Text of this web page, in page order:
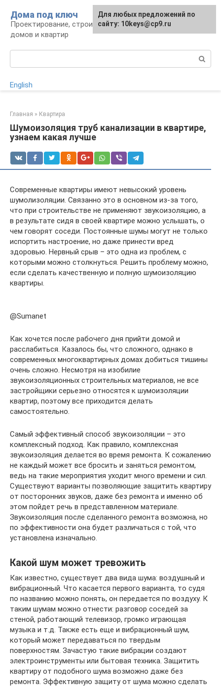
контенту
Дома под ключ
Проектирование, строительство и отделка
домов и квартир
English
Главная » Квартира
Шумоизоляция труб канализации в квартире,
узнаем какая лучше
Современные квартиры имеют невысокий уровень
шумолизоляции. Связанно это в основном из-за того,
что при строительстве не применяют звукоизоляцию, а
в результате сидя в своей квартире можно услышать, о
чем говорят соседи. Постоянные шумы могут не только
испортить настроение, но даже принести вред
здоровью. Нервный срыв – это одна из проблем, с
которыми можно столкнуться. Решить проблему можно,
если сделать качественную и полную шумоизоляцию
квартиры.
@Sumanet
Как хочется после рабочего дня прийти домой и
расслабиться. Казалось бы, что сложного, однако в
современных многоквартирных домах добиться тишины
очень сложно. Несмотря на изобилие
звукоизоляционных строительных материалов, не все
застройщики серьезно относятся к шумоизоляции
квартир, поэтому все приходится делать
самостоятельно.
Самый эффективный способ звукоизоляции – это
комплексный подход. Как правило, комплексная
звукоизоляция делается во время ремонта. К сожалению
не каждый может все бросить и заняться ремонтом,
ведь на такие мероприятия уходит много времени и сил.
Существуют варианты позволяющие защитить квартиру
от посторонних звуков, даже без ремонта и именно об
этом пойдет речь в представленном материале.
Звукоизоляция после сделанного ремонта возможна, но
по эффективности она будет различаться с той, что
установлена изначально.
Какой шум может тревожить
Как известно, существует два вида шума: воздушный и
вибрационный. Что касается первого варианта, то судя
по названию можно понять, он передается по воздуху. К
таким шумам можно отнести: разговор соседей за
стеной, работающий телевизор, громко играющая
музыка и т.д. Также есть еще и вибрационный шум,
который может передаваться по твердым
поверхностям. Зачастую такие вибрации создают
электроинструменты или бытовая техника. Защитить
квартиру от подобного шума возможно даже без
ремонта. Эффективную защиту от шума можно сделать
Для любых предложений по
сайту: 10keys@cp9.ru